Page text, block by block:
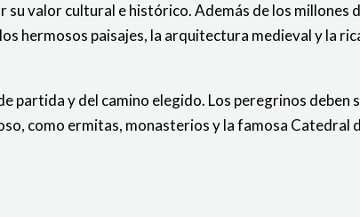
valor cultural e histórico. Además de los
hermosos paisajes, la arquitectura medieval y la
y del camino elegido. Los peregrinos deben
como ermitas, monasterios y la famosa Catedral